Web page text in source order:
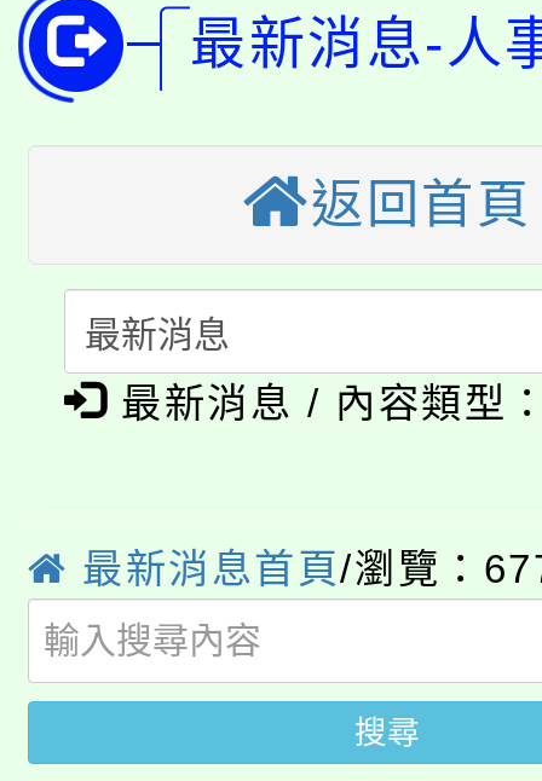
開!
115年桃園市運動會8/
田徑場及游泳池舉行。
桃園市低收入戶享有免
視費優惠，中低收入戶
半價優惠，詳情可洽有
者。
大園自造教育及科技中
份教師增能研習
大溪自造教育及科技
份教師研習
淨零綠生活教案入校路
會
115年食農教育專業人
程
「本色祭」8/29、30在
局官網。
8月14至27日，桃園電
開!
115年桃園市運動會8/
田徑場及游泳池舉行。
桃園市低收入戶享有免
視費優惠，中低收入戶
大園自造教育及科技
最新消息-人
返回首頁
最新消息 / 內容類型
最新消息首頁/瀏覽：
搜尋